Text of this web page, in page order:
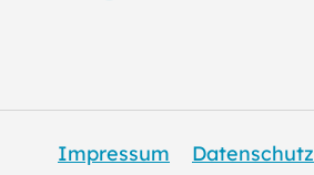
Impressum Datenschutz